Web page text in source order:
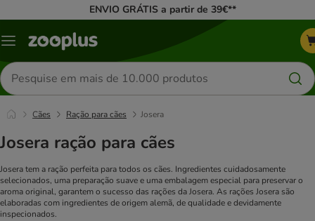
ENVIO GRÁTIS a partir de 39€**
Menu
Pesquisar
produtos
Cães Ração para cães Josera
Josera ração para cães
Josera tem a ração perfeita para todos os cães. Ingredientes cuidadosamente
selecionados, uma preparação suave e uma embalagem especial para preservar o
aroma original, garantem o sucesso das rações da Josera. As rações Josera são
elaboradas com ingredientes de origem alemã, de qualidade e devidamente
inspecionados.